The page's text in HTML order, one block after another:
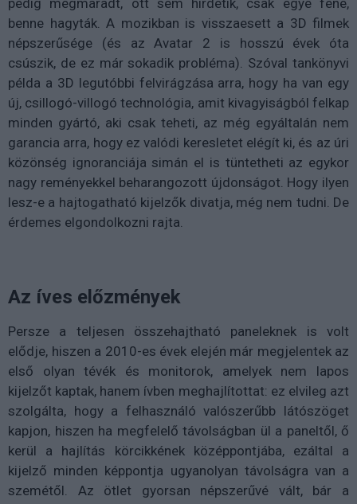
pedig megmaradt, ott sem hirdetik, csak egye fene,
benne hagyták. A mozikban is visszaesett a 3D filmek
népszerűsége (és az Avatar 2 is hosszú évek óta
csúszik, de ez már sokadik probléma). Szóval tankönyvi
példa a 3D legutóbbi felvirágzása arra, hogy ha van egy
új, csillogó-villogó technológia, amit kivagyiságból felkap
minden gyártó, aki csak teheti, az még egyáltalán nem
garancia arra, hogy ez valódi keresletet elégít ki, és az úri
közönség ignoranciája simán el is tüntetheti az egykor
nagy reményekkel beharangozott újdonságot. Hogy ilyen
lesz-e a hajtogatható kijelzők divatja, még nem tudni. De
érdemes elgondolkozni rajta.
Az íves előzmények
Persze a teljesen összehajtható paneleknek is volt
elődje, hiszen a 2010-es évek elején már megjelentek az
első olyan tévék és monitorok, amelyek nem lapos
kijelzőt kaptak, hanem ívben meghajlítottat: ez elvileg azt
szolgálta, hogy a felhasználó valószerűbb látószöget
kapjon, hiszen ha megfelelő távolságban ül a paneltől, ő
kerül a hajlítás körcikkének középpontjába, ezáltal a
kijelző minden képpontja ugyanolyan távolságra van a
szemétől. Az ötlet gyorsan népszerűvé vált, bár a